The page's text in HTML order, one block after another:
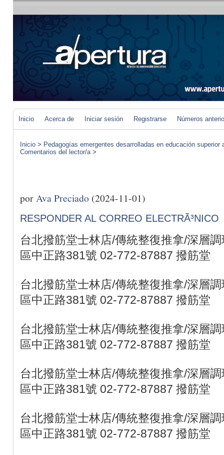
Inicio Acerca de Iniciar sesión Registrarse Números
Inicio > Pedagogías emergentes desarrolladas en educación
Comentarios del lector/a>
por Ava Preciado (2024-11-01)
RESPONDER AL CORREO ELECTRÃ³NICO
台北撥筋堂士林店/傳統整復推拿/深層
區中正路381號 02-772-87887 撥筋堂
台北撥筋堂士林店/傳統整復推拿/深層
區中正路381號 02-772-87887 撥筋堂
台北撥筋堂士林店/傳統整復推拿/深層
區中正路381號 02-772-87887 撥筋堂
台北撥筋堂士林店/傳統整復推拿/深層
區中正路381號 02-772-87887 撥筋堂
台北撥筋堂士林店/傳統整復推拿/深層
區中正路381號 02-772-87887 撥筋堂